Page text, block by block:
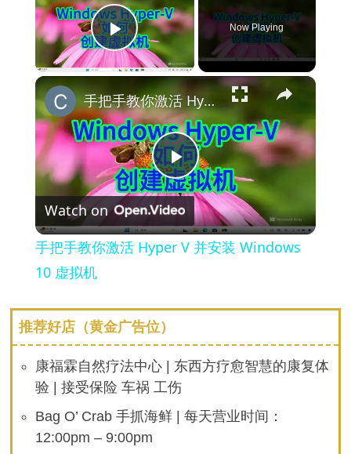
Play Video
Now Playing
×
Play
Video
手把手教你激活 Hyper V 并安装 Windows 10 虚拟机
Watch on
手把手教你激活 Hyper V 并安装 Windows
10 虚拟机
推荐好店（黄金广告位）
康福霖自然疗法中心 | 东西方疗愈智慧的康复体
验 | 接受保险 车祸 工伤
Bag O’ Crab 手抓海鲜 | 每天营业时间：
12:00pm – 9:00pm